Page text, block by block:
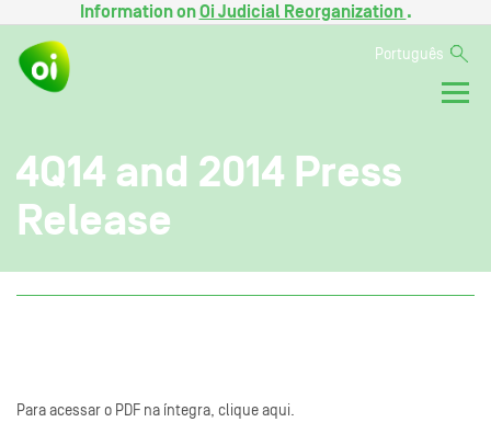
Information onOi Judicial Reorganization .
Português
4Q14 and 2014 Press
Release
Para acessar o PDF na íntegra, clique aqui.